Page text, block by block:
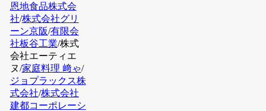
恩地食品株式会
社/株式会社グリ
ーン京阪/有限会
社板谷工業/株式
会社エーティエ
ヌ/家庭料理 﨑ゃ/
ジョプラックス株
式会社/株式会社
建都コーポレーシ